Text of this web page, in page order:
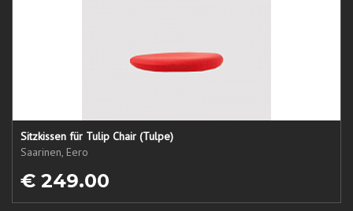
Sitzkissen für Tulip Chair (Tulpe)
Saarinen, Eero
€ 249.00